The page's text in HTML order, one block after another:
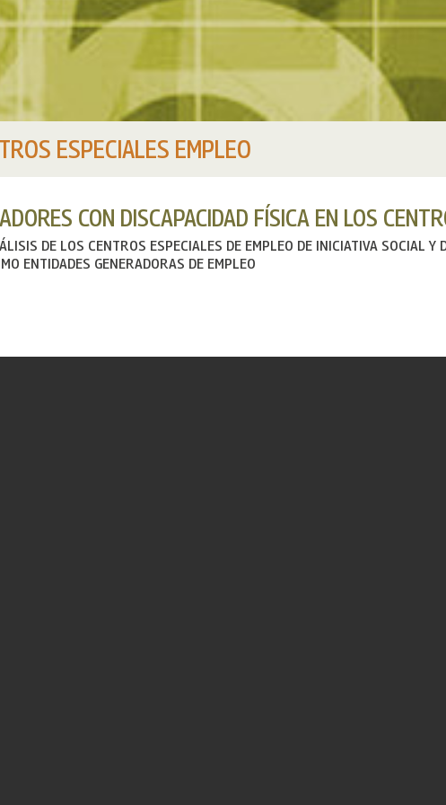
ESPECIALES EMPLEO
CON DISCAPACIDAD FÍSICA EN LOS
DE LOS CENTROS ESPECIALES DE EMPLEO DE INICIATIVA SOCIAL
ENTIDADES GENERADORAS DE EMPLEO